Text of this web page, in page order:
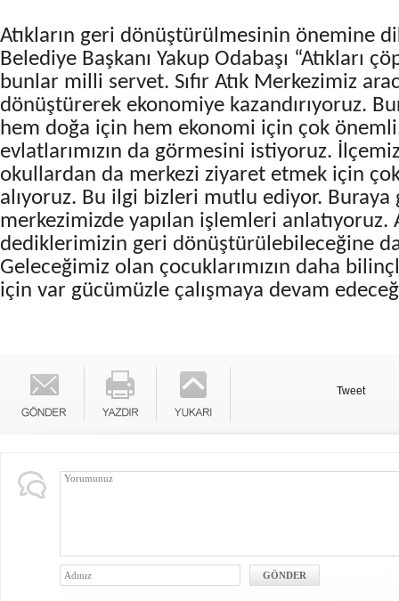
Atıkların geri dönüştürülmesinin önemine
Belediye Başkanı Yakup Odabaşı “Atıkları
bunlar milli servet. Sıfır Atık Merkezimiz
dönüştürerek ekonomiye kazandırıyoruz.
hem doğa için hem ekonomi için çok önemli.
evlatlarımızın da görmesini istiyoruz.
okullardan da merkezi ziyaret etmek için
alıyoruz. Bu ilgi bizleri mutlu ediyor. Buraya
merkezimizde yapılan işlemleri anlatıyoruz.
dediklerimizin geri dönüştürülebileceğine
Geleceğimiz olan çocuklarımızın daha
için var gücümüzle çalışmaya devam
Tweet